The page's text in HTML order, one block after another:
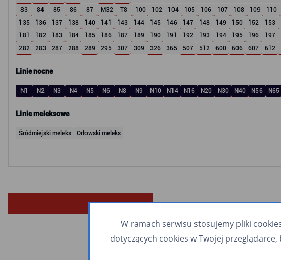
83
84 85 86 87 M32 T8 100 102 104 105 106 107 108 109 110
135
136 137 138 140 141 143 144 145 146 147 148 149 150 152 153
181
182 183 184 185 186 187 189 190 191 192 193 194 195 196 197
282
283 287 288 289 295 307 309 326 365 507 512 600 606 607 612
Linie nocne
N1 N2 N3 N4 N5 N6 N8 N9 N10 N14 N16 N20 N30 N40 N56 N65
Linie meleksowe
Śródmiejski meleks Orłowski meleks
W ramach serwisu stosujemy pliki
dotyczących cookies w Twojej